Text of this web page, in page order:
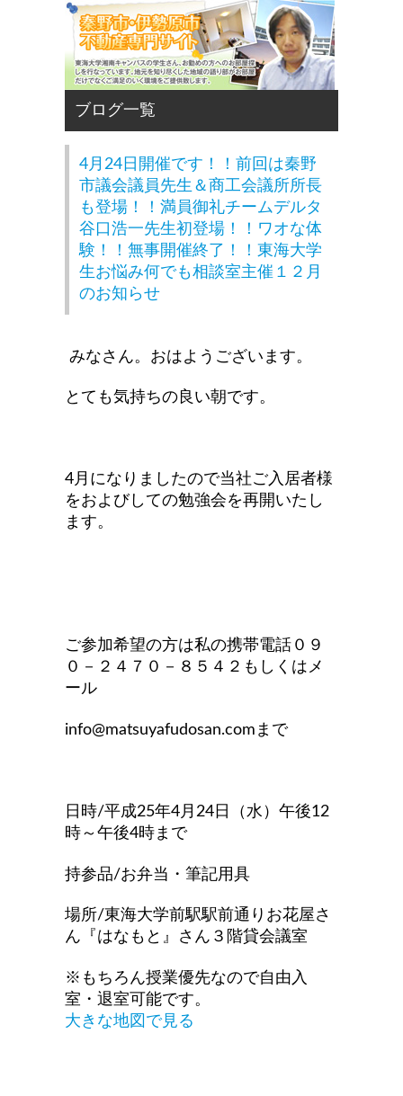
4月24日開催です！！前回は秦野
市議会議員先生＆商工会議所所長
も登場！！満員御礼チームデルタ
谷口浩一先生初登場！！ワオな体
験！！無事開催終了！！東海大学
生お悩み何でも相談室主催１２月
のお知らせ
みなさん。おはようございます。
とても気持ちの良い朝です。
4月になりましたので当社ご入居者様
をおよびしての勉強会を再開いたし
ます。
ご参加希望の方は私の携帯電話０９
０－２４７０－８５４２もしくはメ
ール
info@matsuyafudosan.comまで
日時/平成25年4月24日（水 ）午後12
時～午後4時まで
持参品/お弁当・筆記用具
場所/東海大学前駅駅前通りお花屋さ
ん『はなもと』
さん３階貸会議室
※もちろん授業優先なので自由入
室・退室可能です。
大きな地図で見る